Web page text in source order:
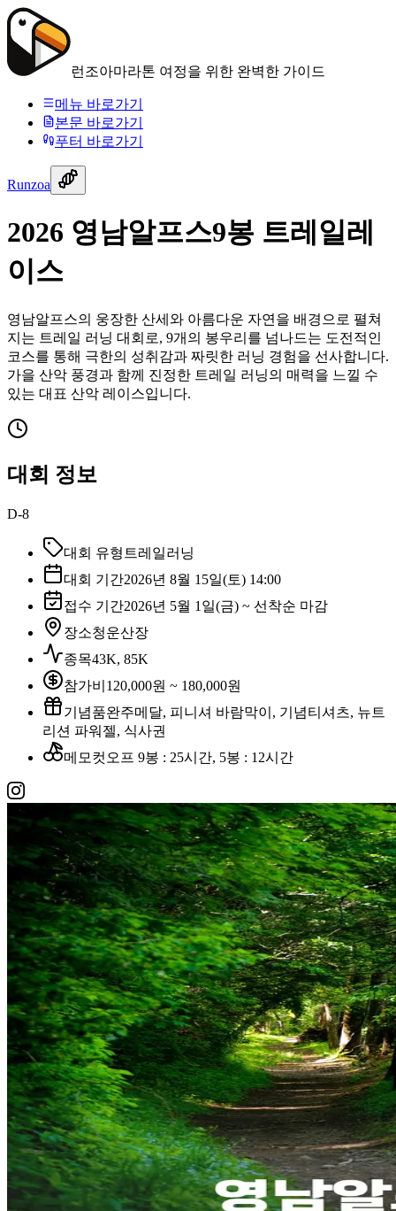
런조아마라톤 여정을 위한 완벽한 가이드
메뉴 바로가기
본문 바로가기
푸터 바로가기
Runzoa
2026 영남알프스9봉 트레일레
이스
영남알프스의 웅장한 산세와 아름다운 자연을 배경으로 펼쳐
지는 트레일 러닝 대회로, 9개의 봉우리를 넘나드는 도전적인
코스를 통해 극한의 성취감과 짜릿한 러닝 경험을 선사합니다.
가을 산악 풍경과 함께 진정한 트레일 러닝의 매력을 느낄 수
있는 대표 산악 레이스입니다.
대회 정보
D-8
대회 유형 트레일러닝
대회 기간2026년 8월 15일(토) 14:00
접수 기간2026년 5월 1일(금) ~ 선착순 마감
장소청운산장
종목43K, 85K
참가비 120,000원 ~ 180,000원
기념품완주메달, 피니셔 바람막이, 기념티셔츠, 뉴트
리션 파워젤, 식사권
메모 컷오프 9봉 : 25시간, 5봉 : 12시간